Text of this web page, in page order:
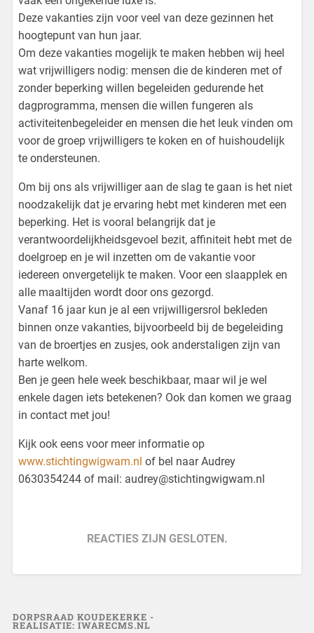
Deze vakanties zijn voor veel van deze gezinnen het
hoogtepunt van hun jaar.
Om deze vakanties mogelijk te maken hebben wij heel
wat vrijwilligers nodig: mensen die de kinderen met of
zonder beperking willen begeleiden gedurende het
dagprogramma, mensen die willen fungeren als
activiteitenbegeleider en mensen die het leuk vinden om
voor de groep vrijwilligers te koken en of huishoudelijk
te ondersteunen.
Om bij ons als vrijwilliger aan de slag te gaan is het niet
noodzakelijk dat je ervaring hebt met kinderen met een
beperking. Het is vooral belangrijk dat je
verantwoordelijkheidsgevoel bezit, affiniteit hebt met de
doelgroep en je wil inzetten om de vakantie voor
iedereen onvergetelijk te maken. Voor een slaapplek en
alle maaltijden wordt door ons gezorgd.
Vanaf 16 jaar kun je al een vrijwilligersrol bekleden
binnen onze vakanties, bijvoorbeeld bij de begeleiding
van de broertjes en zusjes, ook anderstaligen zijn van
harte welkom.
Ben je geen hele week beschikbaar, maar wil je wel
enkele dagen iets betekenen? Ook dan komen we graag
in contact met jou!
Kijk ook eens voor meer informatie op
www.stichtingwigwam.nl of bel naar Audrey
0630354244 of mail: audrey@stichtingwigwam.nl
REACTIES ZIJN GESLOTEN.